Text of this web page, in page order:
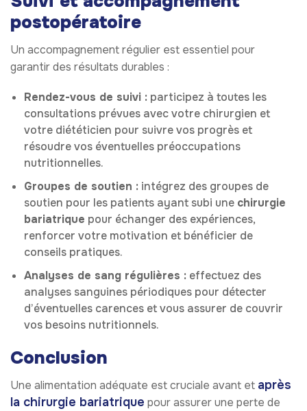
postopératoire
Un accompagnement régulier est essentiel pour
garantir des résultats durables :
Rendez-vous de suivi : participez à toutes les
consultations prévues avec votre chirurgien et
votre diététicien pour suivre vos progrès et
résoudre vos éventuelles préoccupations
nutritionnelles.
Groupes de soutien : intégrez des groupes de
soutien pour les patients ayant subi une chirurgie
bariatrique pour échanger des expériences,
renforcer votre motivation et bénéficier de
conseils pratiques.
Analyses de sang régulières : effectuez des
analyses sanguines périodiques pour détecter
d’éventuelles carences et vous assurer de couvrir
vos besoins nutritionnels.
Conclusion
Une alimentation adéquate est cruciale avant et après
la chirurgie bariatrique pour assurer une perte de